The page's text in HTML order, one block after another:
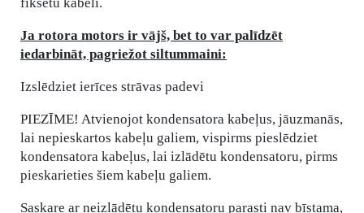
Ja rotora motors ir vājš, bet to var palīdzēt
iedarbināt, pagriežot siltummaini:
Izslēdziet ierīces strāvas padevi
PIEZĪME! Atvienojot kondensatora kabeļus, jāuzmanās,
lai nepieskartos kabeļu galiem, vispirms pieslēdziet
kondensatora kabeļus, lai izlādētu kondensatoru, pirms
pieskarieties šiem kabeļu galiem.
Saskare ar neizlādētu kondensatoru parasti nav bīstama,